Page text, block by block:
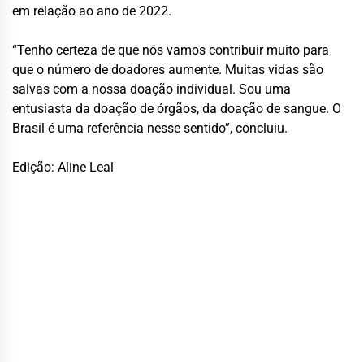
em relação ao ano de 2022.
“Tenho certeza de que nós vamos contribuir muito para
que o número de doadores aumente. Muitas vidas são
salvas com a nossa doação individual. Sou uma
entusiasta da doação de órgãos, da doação de sangue. O
Brasil é uma referência nesse sentido”, concluiu.
Edição: Aline Leal